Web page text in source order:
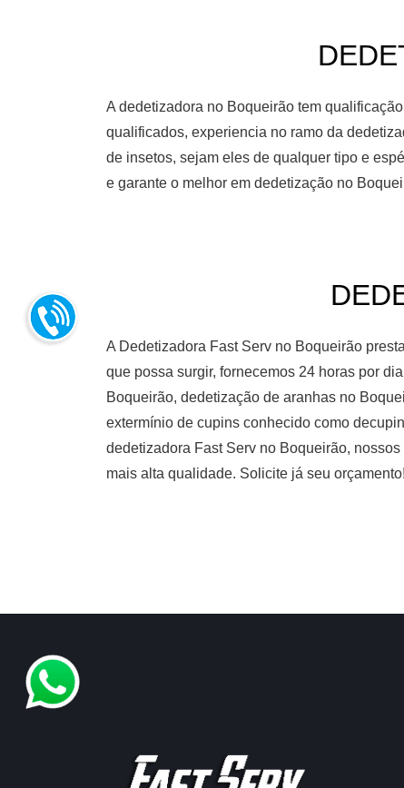
A dedetizadora no Boqueirão tem
qualificados, experiencia no ramo da
de insetos, sejam eles de qualquer tipo e
e garante o melhor em dedetização no
A Dedetizadora Fast Serv no Boqueirão
que possa surgir, fornecemos 24 horas por
Boqueirão, dedetização de aranhas no
extermínio de cupins conhecido como
dedetizadora Fast Serv no Boqueirão,
mais alta qualidade. Solicite já seu orçamento!